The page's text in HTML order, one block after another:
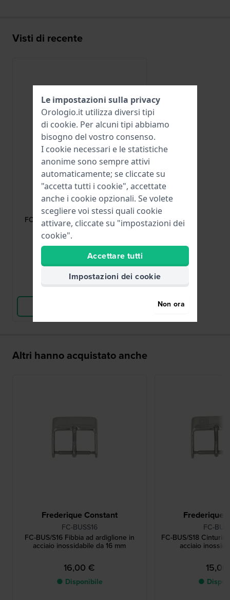
Visti di recente
Frederique Constant
FC-BUSS14
FC-BUS/S14 Fibbia ad ardiglione in
acciaio inossidabile da 14 mm
18,00 €
● Disponibile
Confronta
Altri hanno acquistato anche
Frederique Constant
FC-BUSS16
FC-BUS/S16 Fibbia ad ardiglione in
acciaio inossidabile da 16 mm
16,00 €
● Disponibile
Frederique
FC-
FC-BUS/S18
acciaio
●
Le impostazioni sulla privacy
Orologio.it utilizza diversi tipi
di cookie. Per alcuni tipi abbiamo
bisogno del vostro consenso.
I cookie necessari e le statistiche
anonime sono sempre attivi
automaticamente; se cliccate su
"accetta tutti i cookie", accettate
anche i cookie opzionali. Se volete
scegliere voi stessi quali cookie
attivare, cliccate su "impostazioni dei
cookie".
Accettare tutti
Impostazioni dei cookie
Non ora